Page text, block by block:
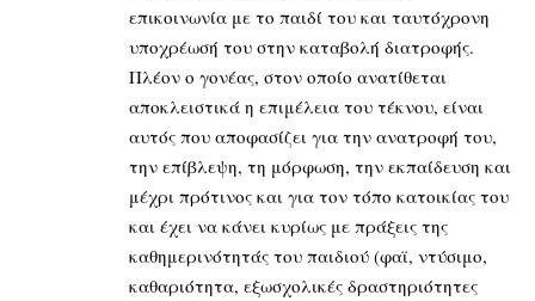
επικοινωνία με το παιδί του και ταυτόχρονη
υποχρέωσή του στην καταβολή διατροφής.
Πλέον ο γονέας, στον οποίο ανατίθεται
αποκλειστικά η επιμέλεια του τέκνου, είναι
αυτός που αποφασίζει για την ανατροφή του,
την επίβλεψη, τη μόρφωση, την εκπαίδευση και
μέχρι πρότινος και για τον τόπο κατοικίας του
και έχει να κάνει κυρίως με πράξεις της
καθημερινότητάς του παιδιού (φαϊ, ντύσιμο,
καθαριότητα, εξωσχολικές δραστηριότητες